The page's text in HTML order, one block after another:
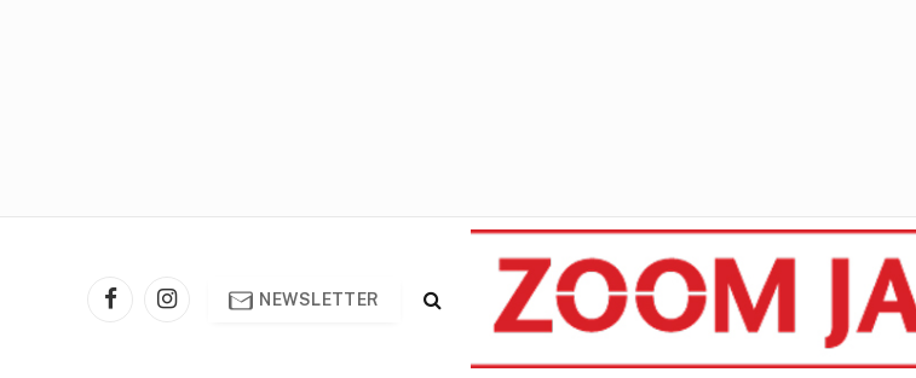
FacebookInstagram
NEWSLETTER